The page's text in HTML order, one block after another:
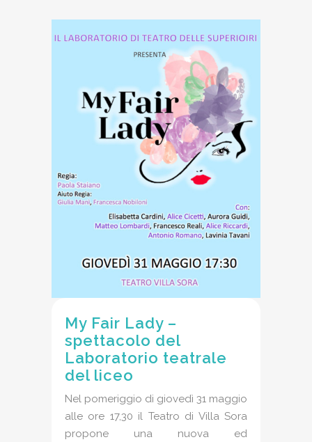
My Fair Lady –
spettacolo del
Laboratorio teatrale
del liceo
Nel pomeriggio di giovedì 31 maggio
alle ore 17,30 il Teatro di Villa Sora
propone una nuova ed